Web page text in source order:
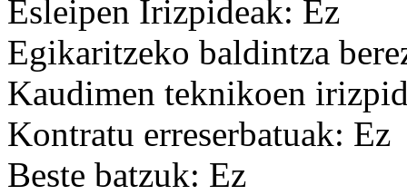
Esleipen Irizpideak: Ez
Egikaritzeko baldintza
Kaudimen teknikoen
Kontratu erreserbatuak: Ez
Beste batzuk: Ez